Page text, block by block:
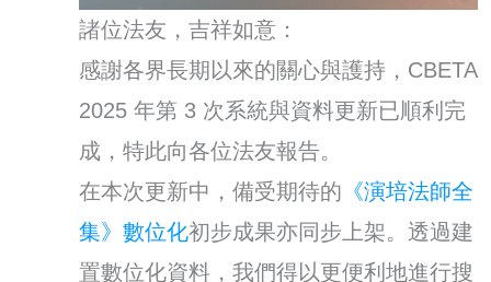
諸位法友，吉祥如意：
感謝各界長期以來的關心與護持，CBETA
2025 年第 3 次系統與資料更新已順利完
成，特此向各位法友報告。
在本次更新中，備受期待的 《演培法師全
集》數位化初步成果亦同步上架。透過建
置數位化資料，我們得以更便利地進行搜